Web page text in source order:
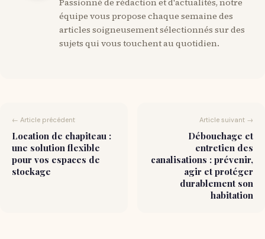
Passionné de rédaction et d'actualités, notre
équipe vous propose chaque semaine des
articles soigneusement sélectionnés sur des
sujets qui vous touchent au quotidien.
← Article précédent
Location de chapiteau :
une solution flexible
pour vos espaces de
stockage
Article suivant →
Débouchage et
entretien des
canalisations : prévenir,
agir et protéger
durablement son
habitation